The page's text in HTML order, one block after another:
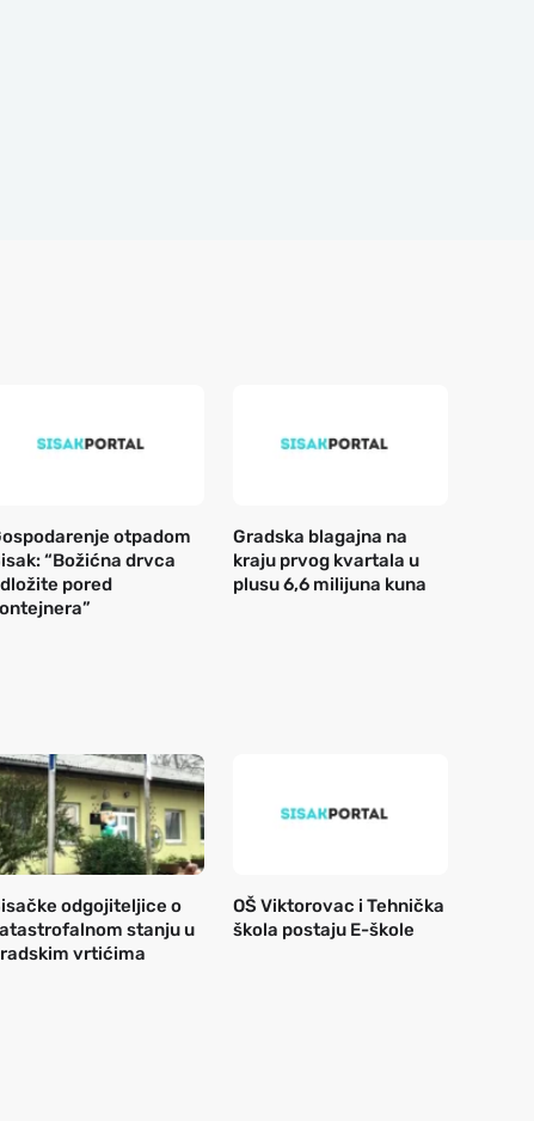
otpadom
“Božićna drvca
pored
Gradska blagajna na
kraju prvog kvartala u
plusu 6,6 milijuna kuna
odgojiteljice o
stanju u
vrtićima
OŠ Viktorovac i Tehnička
škola postaju E-škole